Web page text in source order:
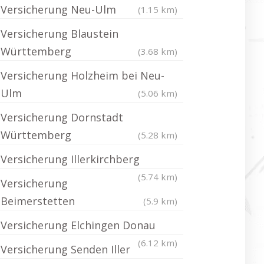
Versicherung Neu-Ulm (1.15 km)
Versicherung Blaustein
Württemberg
(3.68 km)
Versicherung Holzheim bei Neu-
Ulm
(5.06 km)
Versicherung Dornstadt
Württemberg
(5.28 km)
Versicherung Illerkirchberg
(5.74 km)
Versicherung
Beimerstetten
(5.9 km)
Versicherung Elchingen Donau
(6.12 km)
Versicherung Senden Iller